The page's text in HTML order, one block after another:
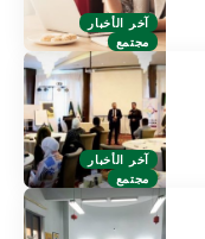
آخر الأخبار
مجتمع
آخر الأخبار
مجتمع